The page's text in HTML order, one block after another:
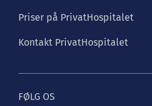
Priser på PrivatHospitalet
Kontakt PrivatHospitalet
FØLG OS